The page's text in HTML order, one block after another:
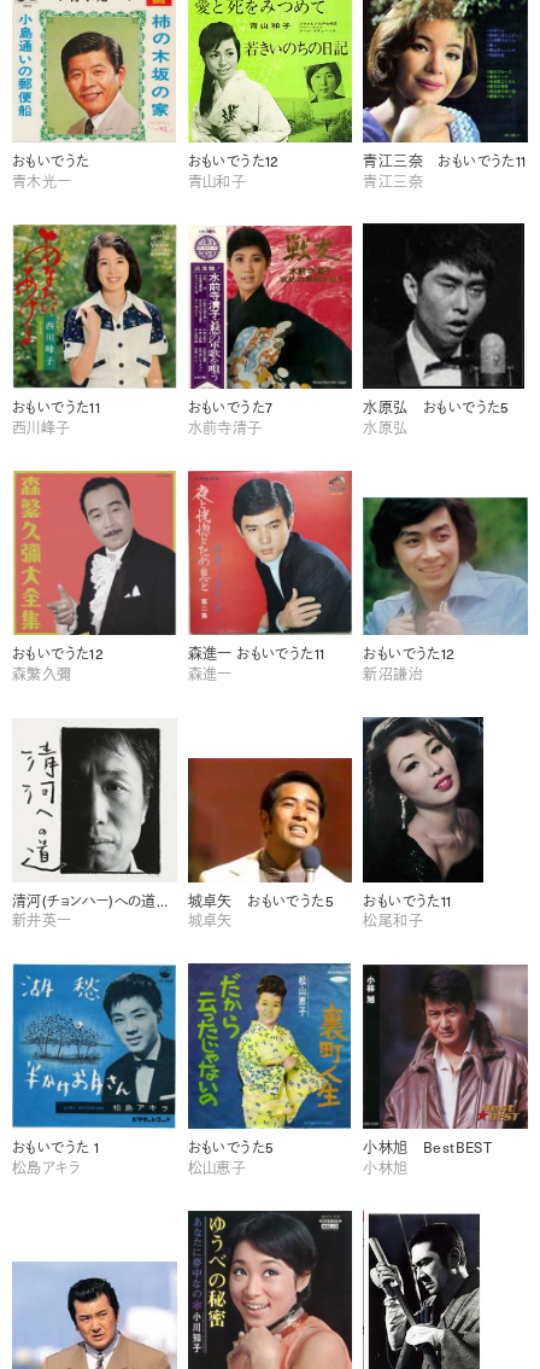
おもいでうた
青木光一
おもいでうた12
青山和子
青江三奈 おもいでうた11
青江三奈
おもいでうた11
西川峰子
おもいでうた7
水前寺清子
水原弘 おもいでうた5
水原弘
おもいでうた12
森繁久彌
森進一 おもいでうた11
森進一
おもいでうた12
新沼謙治
清河(チョンハー)への道～48番
新井英一
城卓矢 おもいでうた5
城卓矢
おもいでうた11
松尾和子
おもいでうた 1
松島アキラ
おもいでうた5
松山恵子
小林旭 BestBEST
小林旭